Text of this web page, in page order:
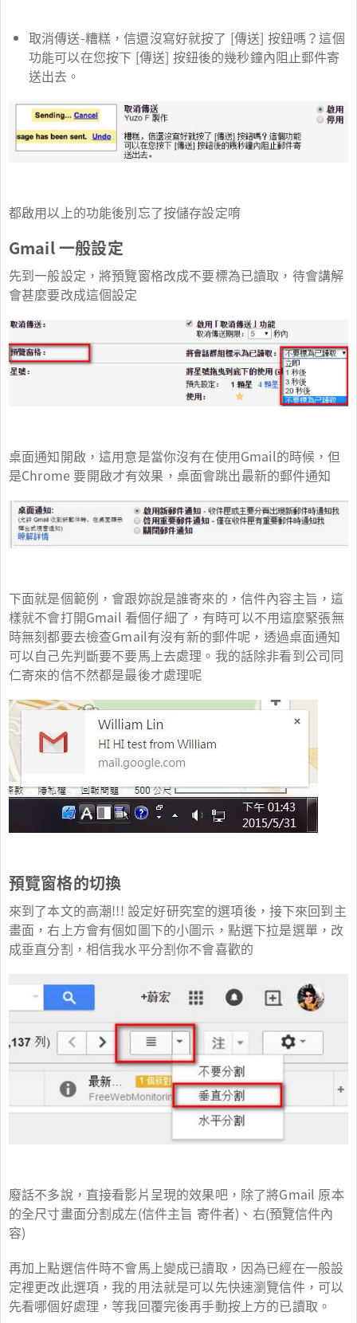
取消傳送-糟糕，信還沒寫好就按了 [傳送] 按鈕嗎？這個
功能可以在您按下 [傳送] 按鈕後的幾秒鐘內阻止郵件寄
送出去。
都啟用以上的功能後別忘了按儲存設定唷
Gmail 一般設定
先到一般設定，將預覽窗格改成不要標為已讀取，待會講解
會甚麼要改成這個設定
桌面通知開啟，這用意是當你沒有在使用Gmail的時候，但
是Chrome 要開啟才有效果，桌面會跳出最新的郵件通知
下面就是個範例，會跟妳說是誰寄來的，信件內容主旨，這
樣就不會打開Gmail 看個仔細了，有時可以不用這麼緊張無
時無刻都要去檢查Gmail有沒有新的郵件呢，透過桌面通知
可以自己先判斷要不要馬上去處理。我的話除非看到公司同
仁寄來的信不然都是最後才處理呢
預覽窗格的切換
來到了本文的高潮!!! 設定好研究室的選項後，接下來回到主
畫面，右上方會有個如圖下的小圖示，點選下拉是選單，改
成垂直分割，相信我水平分割你不會喜歡的
廢話不多說，直接看影片呈現的效果吧，除了將Gmail 原本
的全尺寸畫面分割成左(信件主旨 寄件者)、右(預覽信件內
容)
再加上點選信件時不會馬上變成已讀取，因為已經在一般設
定裡更改此選項，我的用法就是可以先快速瀏覽信件，可以
先看哪個好處理，等我回覆完後再手動按上方的已讀取。